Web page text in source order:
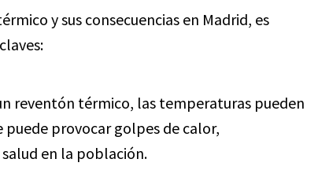
y sus consecuencias en Madrid, es
reventón térmico, las temperaturas pueden
puede provocar golpes de calor,
en la población.